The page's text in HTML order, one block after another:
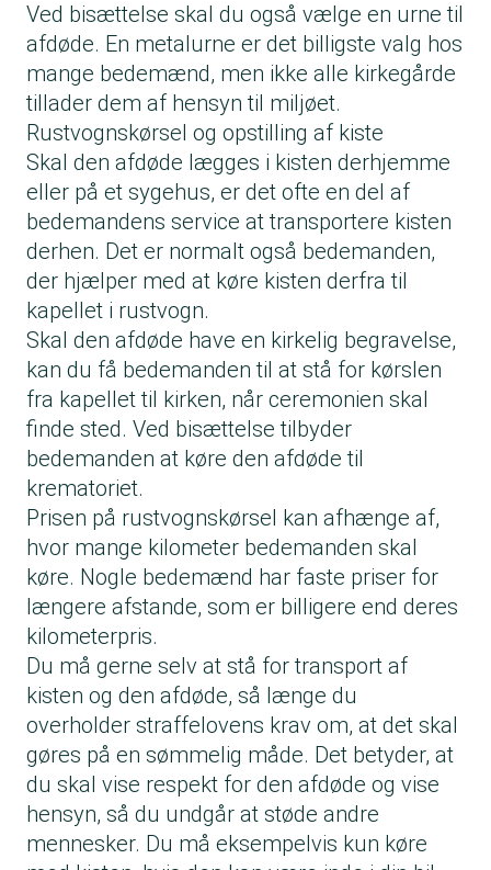
Ved bisættelse skal du også vælge en urne til
afdøde. En metalurne er det billigste valg hos
mange bedemænd, men ikke alle kirkegårde
tillader dem af hensyn til miljøet.
Rustvognskørsel og opstilling af kiste
Skal den afdøde lægges i kisten derhjemme
eller på et sygehus, er det ofte en del af
bedemandens service at transportere kisten
derhen. Det er normalt også bedemanden,
der hjælper med at køre kisten derfra til
kapellet i rustvogn.
Skal den afdøde have en kirkelig begravelse,
kan du få bedemanden til at stå for kørslen
fra kapellet til kirken, når ceremonien skal
finde sted. Ved bisættelse tilbyder
bedemanden at køre den afdøde til
krematoriet.
Prisen på rustvognskørsel kan afhænge af,
hvor mange kilometer bedemanden skal
køre. Nogle bedemænd har faste priser for
længere afstande, som er billigere end deres
kilometerpris.
Du må gerne selv at stå for transport af
kisten og den afdøde, så længe du
overholder straffelovens krav om, at det skal
gøres på en sømmelig måde. Det betyder, at
du skal vise respekt for den afdøde og vise
hensyn, så du undgår at støde andre
mennesker. Du må eksempelvis kun køre